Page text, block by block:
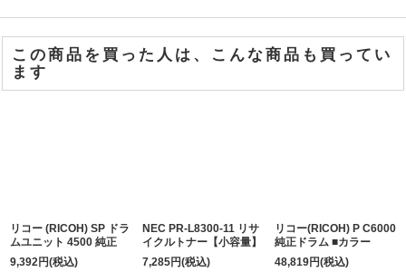
この商品を買った人は、こんな商品も買ってい
ます
リコー (RICOH) SP ドラ
ムユニット 4500 純正
9,392円(税込)
NEC PR-L8300-11 リサ
イクルトナー【小容量】
7,285円(税込)
リコー(RICOH) P C6000
純正ドラム ■カラー
48,819円(税込)